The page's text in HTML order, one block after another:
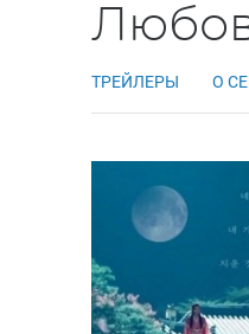
ТРЕЙЛЕРЫ О